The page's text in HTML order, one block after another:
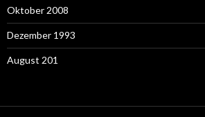
Oktober 2008
Dezember 1993
August 201